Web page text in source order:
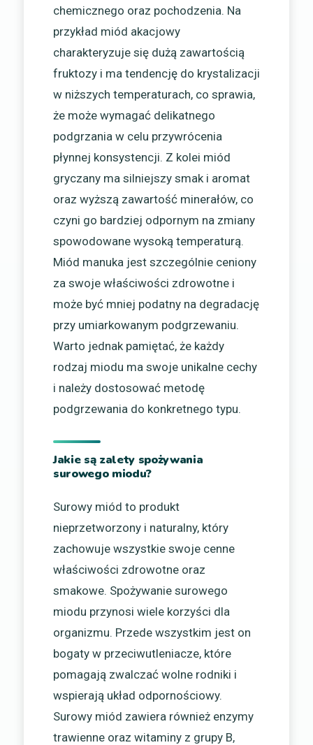
chemicznego oraz pochodzenia. Na
przykład miód akacjowy
charakteryzuje się dużą zawartością
fruktozy i ma tendencję do krystalizacji
w niższych temperaturach, co sprawia,
że może wymagać delikatnego
podgrzania w celu przywrócenia
płynnej konsystencji. Z kolei miód
gryczany ma silniejszy smak i aromat
oraz wyższą zawartość minerałów, co
czyni go bardziej odpornym na zmiany
spowodowane wysoką temperaturą.
Miód manuka jest szczególnie ceniony
za swoje właściwości zdrowotne i
może być mniej podatny na degradację
przy umiarkowanym podgrzewaniu.
Warto jednak pamiętać, że każdy
rodzaj miodu ma swoje unikalne cechy
i należy dostosować metodę
podgrzewania do konkretnego typu.
Jakie są zalety spożywania
surowego miodu?
Surowy miód to produkt
nieprzetworzony i naturalny, który
zachowuje wszystkie swoje cenne
właściwości zdrowotne oraz
smakowe. Spożywanie surowego
miodu przynosi wiele korzyści dla
organizmu. Przede wszystkim jest on
bogaty w przeciwutleniacze, które
pomagają zwalczać wolne rodniki i
wspierają układ odpornościowy.
Surowy miód zawiera również enzymy
trawienne oraz witaminy z grupy B,